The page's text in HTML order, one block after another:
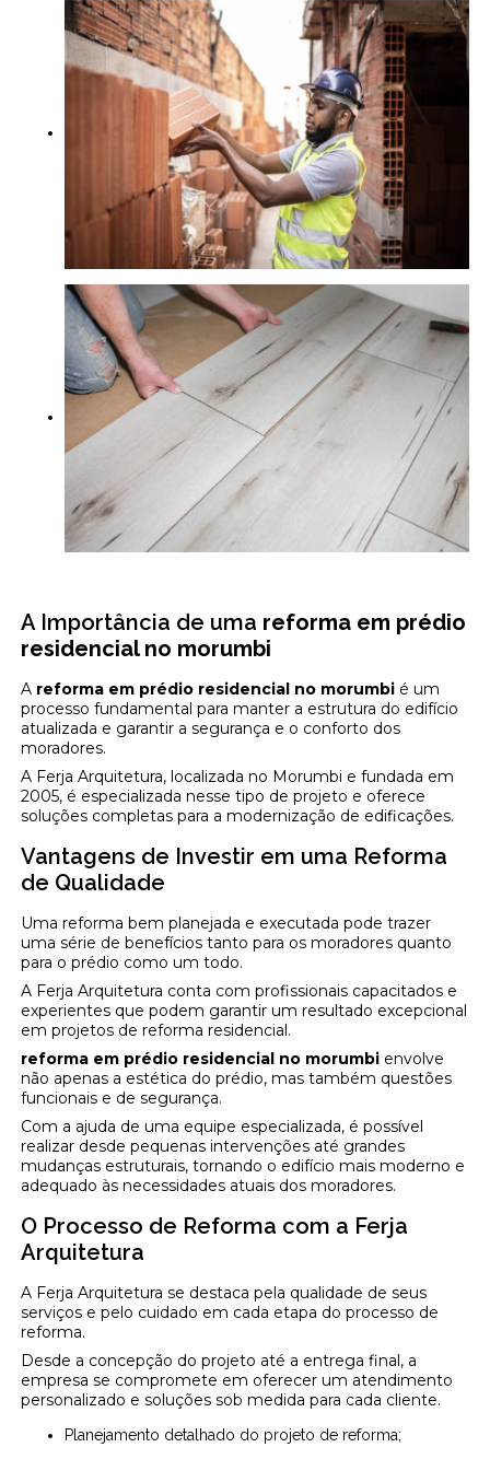
A Importância de uma reforma em prédio
residencial no morumbi
A reforma em prédio residencial no morumbi é um
processo fundamental para manter a estrutura do edifício
atualizada e garantir a segurança e o conforto dos
moradores.
A Ferja Arquitetura, localizada no Morumbi e fundada em
2005, é especializada nesse tipo de projeto e oferece
soluções completas para a modernização de edificações.
Vantagens de Investir em uma Reforma
de Qualidade
Uma reforma bem planejada e executada pode trazer
uma série de benefícios tanto para os moradores quanto
para o prédio como um todo.
A Ferja Arquitetura conta com profissionais capacitados e
experientes que podem garantir um resultado excepcional
em projetos de reforma residencial.
reforma em prédio residencial no morumbi envolve
não apenas a estética do prédio, mas também questões
funcionais e de segurança.
Com a ajuda de uma equipe especializada, é possível
realizar desde pequenas intervenções até grandes
mudanças estruturais, tornando o edifício mais moderno e
adequado às necessidades atuais dos moradores.
O Processo de Reforma com a Ferja
Arquitetura
A Ferja Arquitetura se destaca pela qualidade de seus
serviços e pelo cuidado em cada etapa do processo de
reforma.
Desde a concepção do projeto até a entrega final, a
empresa se compromete em oferecer um atendimento
personalizado e soluções sob medida para cada cliente.
Planejamento detalhado do projeto de reforma;